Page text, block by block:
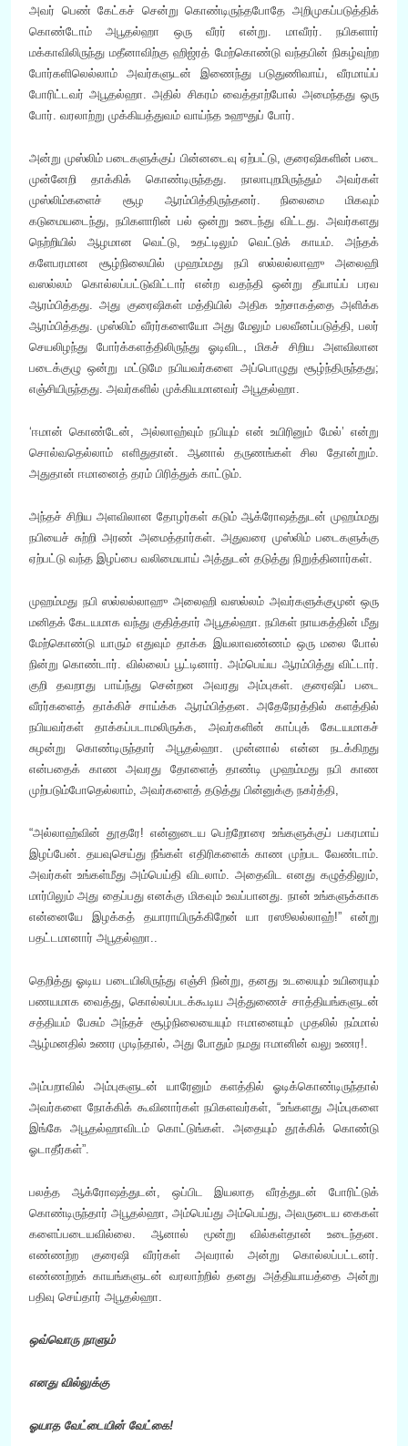
அவர் பெண் கேட்கச் சென்று கொண்டிருந்தபோதே அறிமுகப்படுத்திக்
கொண்டோம் அபூதல்ஹா ஒரு வீரர் என்று. மாவீரர். நபிகளார்
மக்காவிலிருந்து மதீனாவிற்கு ஹிஜ்ரத் மேற்கொண்டு வந்தபின் நிகழ்வுற்ற
போர்களிலெல்லாம் அவர்களுடன் இணைந்து படுதுணிவாய், வீரமாய்ப்
போரிட்டவர் அபூதல்ஹா. அதில் சிகரம் வைத்தாற்போல் அமைந்தது ஒரு
போர். வரலாற்று முக்கியத்துவம் வாய்ந்த உஹுதுப் போர்.
அன்று முஸ்லிம் படைகளுக்குப் பின்னடைவு ஏற்பட்டு, குரைஷிகளின் படை
முன்னேறி தாக்கிக் கொண்டிருந்தது. நாலாபுறமிருந்தும் அவர்கள்
முஸ்லிம்களைச் சூழ ஆரம்பித்திருந்தனர். நிலைமை மிகவும்
கடுமையடைந்து, நபிகளாரின் பல் ஒன்று உடைந்து விட்டது. அவர்களது
நெற்றியில் ஆழமான வெட்டு, உதட்டிலும் வெட்டுக் காயம். அந்தக்
களேபரமான சூழ்நிலையில் முஹம்மது நபி ஸல்லல்லாஹு அலைஹி
வஸல்லம் கொல்லப்பட்டுவிட்டார் என்ற வதந்தி ஒன்று தீயாய்ப் பரவ
ஆரம்பித்தது. அது குரைஷிகள் மத்தியில் அதிக உற்சாகத்தை அளிக்க
ஆரம்பித்தது. முஸ்லிம் வீரர்களையோ அது மேலும் பலவீனப்படுத்தி, பலர்
செயலிழந்து போர்க்களத்திலிருந்து ஓடிவிட, மிகச் சிறிய அளவிலான
படைக்குழு ஒன்று மட்டுமே நபியவர்களை அப்பொழுது சூழ்ந்திருந்தது;
எஞ்சியிருந்தது. அவர்களில் முக்கியமானவர் அபூதல்ஹா.
‘ஈமான் கொண்டேன், அல்லாஹ்வும் நபியும் என் உயிரினும் மேல்’ என்று
சொல்வதெல்லாம் எளிதுதான். ஆனால் தருணங்கள் சில தோன்றும்.
அதுதான் ஈமானைத் தரம் பிரித்துக் காட்டும்.
அந்தச் சிறிய அளவிலான தோழர்கள் கடும் ஆக்ரோஷத்துடன் முஹம்மது
நபியைச் சுற்றி அரண் அமைத்தார்கள். அதுவரை முஸ்லிம் படைகளுக்கு
ஏற்பட்டு வந்த இழப்பை வலிமையாய் அத்துடன் தடுத்து நிறுத்தினார்கள்.
முஹம்மது நபி ஸல்லல்லாஹு அலைஹி வஸல்லம் அவர்களுக்குமுன் ஒரு
மனிதக் கேடயமாக வந்து குதித்தார் அபூதல்ஹா. நபிகள் நாயகத்தின் மீது
மேற்கொண்டு யாரும் எதுவும் தாக்க இயலாவண்ணம் ஒரு மலை போல்
நின்று கொண்டார். வில்லைப் பூட்டினார். அம்பெய்ய ஆரம்பித்து விட்டார்.
குறி தவறாது பாய்ந்து சென்றன அவரது அம்புகள். குரைஷிப் படை
வீரர்களைத் தாக்கிச் சாய்க்க ஆரம்பித்தன. அதேநேரத்தில் களத்தில்
நபியவர்கள் தாக்கப்படாமலிருக்க, அவர்களின் காப்புக் கேடயமாகச்
சுழன்று கொண்டிருந்தார் அபூதல்ஹா. முன்னால் என்ன நடக்கிறது
என்பதைக் காண அவரது தோளைத் தாண்டி முஹம்மது நபி காண
முற்படும்போதெல்லாம், அவர்களைத் தடுத்து பின்னுக்கு நகர்த்தி,
“அல்லாஹ்வின் தூதரே! என்னுடைய பெற்றோரை உங்களுக்குப் பகரமாய்
இழப்பேன். தயவுசெய்து நீங்கள் எதிரிகளைக் காண முற்பட வேண்டாம்.
அவர்கள் உங்கள்மீது அம்பெய்தி விடலாம். அதைவிட எனது கழுத்திலும்,
மார்பிலும் அது தைப்பது எனக்கு மிகவும் உவப்பானது. நான் உங்களுக்காக
என்னையே இழக்கத் தயாராயிருக்கிறேன் யா ரஸூலல்லாஹ்!” என்று
பதட்டமானார் அபூதல்ஹா..
தெறித்து ஓடிய படையிலிருந்து எஞ்சி நின்று, தனது உடலையும் உயிரையும்
பணயமாக வைத்து, கொல்லப்படக்கூடிய அத்துணைச் சாத்தியங்களுடன்
சத்தியம் பேசும் அந்தச் சூழ்நிலையையும் ஈமானையும் முதலில் நம்மால்
ஆழ்மனதில் உணர முடிந்தால், அது போதும் நமது ஈமானின் வலு உணர!.
அம்பறாவில் அம்புகளுடன் யாரேனும் களத்தில் ஓடிக்கொண்டிருந்தால்
அவர்களை நோக்கிக் கூவினார்கள் நபிகளவர்கள், “உங்களது அம்புகளை
இங்கே அபூதல்ஹாவிடம் கொட்டுங்கள். அதையும் தூக்கிக் கொண்டு
ஓடாதீர்கள்”.
பலத்த ஆக்ரோஷத்துடன், ஒப்பிட இயலாத வீரத்துடன் போரிட்டுக்
கொண்டிருந்தார் அபூதல்ஹா, அம்பெய்து அம்பெய்து, அவருடைய கைகள்
களைப்படையவில்லை. ஆனால் மூன்று வில்கள்தான் உடைந்தன.
எண்ணற்ற குரைஷி வீரர்கள் அவரால் அன்று கொல்லப்பட்டனர்.
எண்ணற்றக் காயங்களுடன் வரலாற்றில் தனது அத்தியாயத்தை அன்று
பதிவு செய்தார் அபூதல்ஹா.
ஒவ்வொரு நாளும்
எனது வில்லுக்கு
ஓயாத வேட்டையின் வேட்கை!